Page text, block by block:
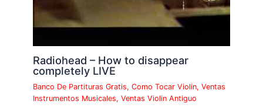
Radiohead – How to disappear
completely LIVE
Banco De Partituras Gratis,Como Tocar Violin,Ventas
Instrumentos Musicales,Ventas Violin Antiguo